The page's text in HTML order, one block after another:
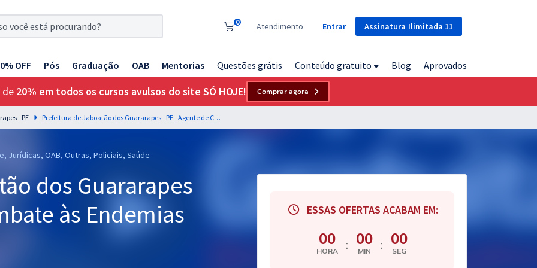
Assinatura Ilimitada 11
0 Atendimento Entrar
OFF Pós Graduação OAB Mentorias Questões grátis Conteúdo gratuito Blog Aprovados
de 20% em todos os cursos avulsos do site SÓ HOJE! Comprar agora
- PE Prefeitura de Jaboatão dos Guararapes - PE - Agente de Combate às Endemias
Jurídicas, OAB, Outras, Policiais, Saúde
dos Guararapes
às Endemias
ESSAS OFERTAS ACABAM EM:
00
HORA : 00
MIN : 00
SEG